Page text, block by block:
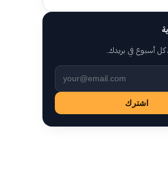
أسبوع في بريدك.
اشترك